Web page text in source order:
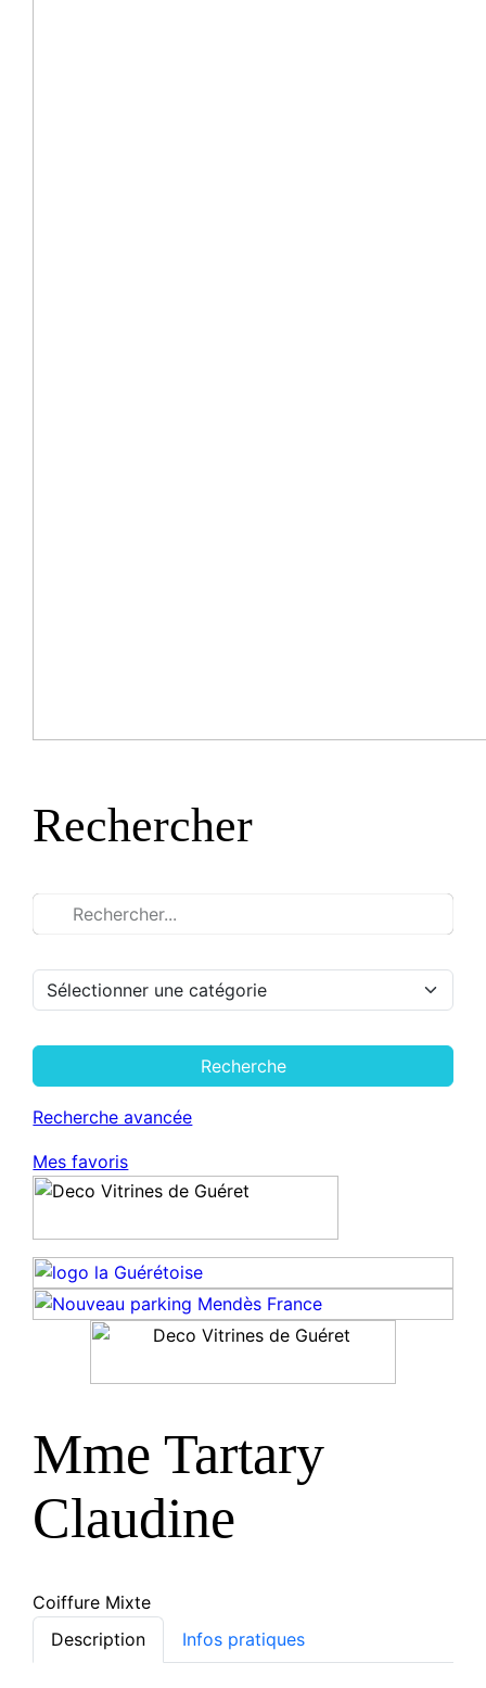
Rechercher
Recherche
Recherche avancée
Mes favoris
Mme Tartary
Claudine
Coiffure Mixte
Description
Infos pratiques